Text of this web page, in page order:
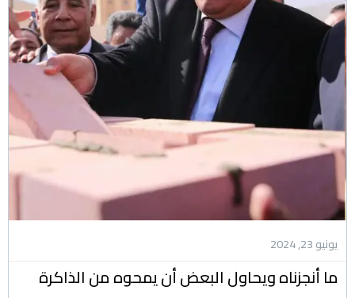
يونيو 23, 2024
ما أنجزناه ويحاول البعض أن يمحوه من الذاكرة